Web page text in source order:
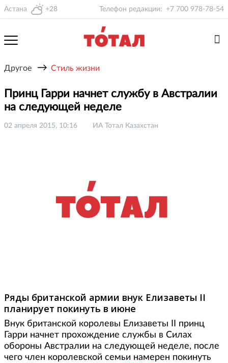
Астана +28 Телефон редакции: +7 700 978-78-54
Другое → Стиль жизни
Принц Гарри начнет службу в Австралии
на следующей неделе
02 апреля 2015, 10:16 ИА Тотал Казахстан
Ряды британской армии внук Елизаветы II
планирует покинуть в июне
Внук британской королевы Елизаветы II принц
Гарри начнет прохождение службы в Силах
обороны Австралии на следующей неделе, после
чего член королевской семьи намерен покинуть